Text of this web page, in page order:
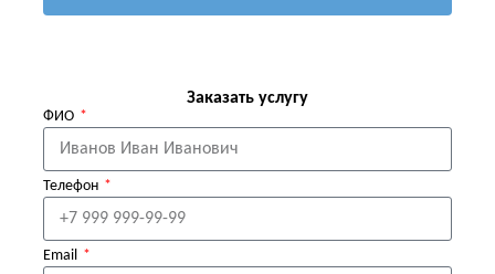
Заказать услугу
ФИО
Телефон
Email